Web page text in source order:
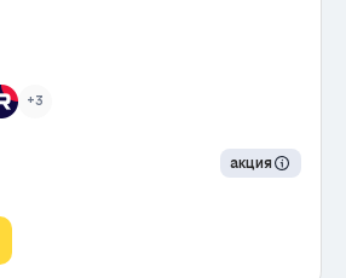
+3
акция